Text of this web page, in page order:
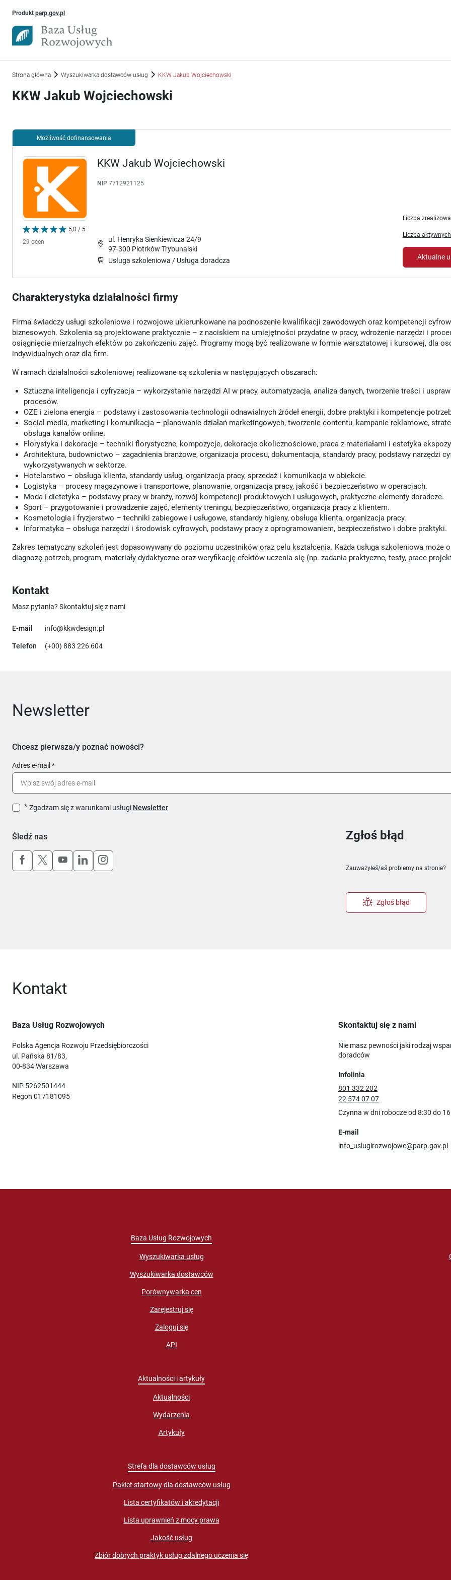
Produkt parp.gov.plUwaga, link otworzy się w nowym oknie
Strona główna Wyszukiwarka dostawców usług KKW Jakub Wojciechowski
KKW Jakub Wojciechowski
Możliwość dofinansowania
5,0 / 5
29 ocen
KKW Jakub Wojciechowski
NIP 7712921125
ul. Henryka Sienkiewicza 24/9
97-300 Piotrków Trybunalski
Usługa szkoleniowa / Usługa doradcza
Liczba
Liczba
Aktualne
Charakterystyka działalności firmy
Firma świadczy usługi szkoleniowe i rozwojowe ukierunkowane na podnoszenie kwalifikacji zawodowych oraz kompetencji
biznesowych. Szkolenia są projektowane praktycznie – z naciskiem na umiejętności przydatne w pracy, wdrożenie narzędzi i
osiągnięcie mierzalnych efektów po zakończeniu zajęć. Programy mogą być realizowane w formie warsztatowej i kursowej, dla
indywidualnych oraz dla firm.
W ramach działalności szkoleniowej realizowane są szkolenia w następujących obszarach:
Sztuczna inteligencja i cyfryzacja – wykorzystanie narzędzi AI w pracy, automatyzacja, analiza danych, tworzenie treści i
procesów.
OZE i zielona energia – podstawy i zastosowania technologii odnawialnych źródeł energii, dobre praktyki i kompetencje
Social media, marketing i komunikacja – planowanie działań marketingowych, tworzenie contentu, kampanie reklamowe,
obsługa kanałów online.
Florystyka i dekoracje – techniki florystyczne, kompozycje, dekoracje okolicznościowe, praca z materiałami i estetyka
Architektura, budownictwo – zagadnienia branżowe, organizacja procesu, dokumentacja, standardy pracy, podstawy narzędzi
wykorzystywanych w sektorze.
Hotelarstwo – obsługa klienta, standardy usług, organizacja pracy, sprzedaż i komunikacja w obiekcie.
Logistyka – procesy magazynowe i transportowe, planowanie, organizacja pracy, jakość i bezpieczeństwo w operacjach.
Moda i dietetyka – podstawy pracy w branży, rozwój kompetencji produktowych i usługowych, praktyczne elementy doradcze.
Sport – przygotowanie i prowadzenie zajęć, elementy treningu, bezpieczeństwo, organizacja pracy z klientem.
Kosmetologia i fryzjerstwo – techniki zabiegowe i usługowe, standardy higieny, obsługa klienta, organizacja pracy.
Informatyka – obsługa narzędzi i środowisk cyfrowych, podstawy pracy z oprogramowaniem, bezpieczeństwo i dobre praktyki.
Zakres tematyczny szkoleń jest dopasowywany do poziomu uczestników oraz celu kształcenia. Każda usługa szkoleniowa może
diagnozę potrzeb, program, materiały dydaktyczne oraz weryfikację efektów uczenia się (np. zadania praktyczne, testy, prace
Kontakt
Masz pytania? Skontaktuj się z nami
E-mail info@kkwdesign.pl
Telefon (+00) 883 226 604
Newsletter
Chcesz pierwsza/y poznać nowości?
Adres e-mail
Zgadzam się z warunkami usługi Newsletter
Śledź nas
Uwaga, link otworzy się w nowym oknie
Uwaga, link otworzy się w nowym oknie
Uwaga, link otworzy się w nowym oknie
Uwaga, link otworzy się w nowym oknie
Uwaga, link otworzy się w nowym oknie
Zgłoś błąd
Zauważyłeś/aś problemy na stronie?
Zgłoś błąd
Kontakt
Baza Usług Rozwojowych
Polska Agencja Rozwoju Przedsiębiorczości
ul. Pańska 81/83,
00-834 Warszawa
NIP 5262501444
Regon 017181095
Skontaktuj się z nami
Nie masz pewności jaki rodzaj
doradców
Infolinia
801 332 202
22 574 07 07
Czynna w dni robocze od 8:30 do
E-mail
info_uslugirozwojowe@parp.gov.pl
Baza Usług Rozwojowych
Wyszukiwarka usług
Wyszukiwarka dostawców
Porównywarka cen
Zarejestruj się
Zaloguj się
API
Aktualności i artykuły
Aktualności
Wydarzenia
Artykuły
Strefa dla dostawców usług
Pakiet startowy dla dostawców usług
Lista certyfikatów i akredytacji
Lista uprawnień z mocy prawa
Jakość usług
Zbiór dobrych praktyk usług zdalnego uczenia się